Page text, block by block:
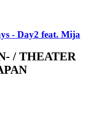
- Day2 feat. Mija
/ THEATER